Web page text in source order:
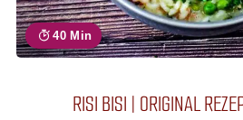
40 Min
RISI BISI | ORIGINAL